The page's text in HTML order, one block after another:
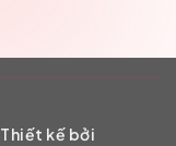
Thiết kế bởi